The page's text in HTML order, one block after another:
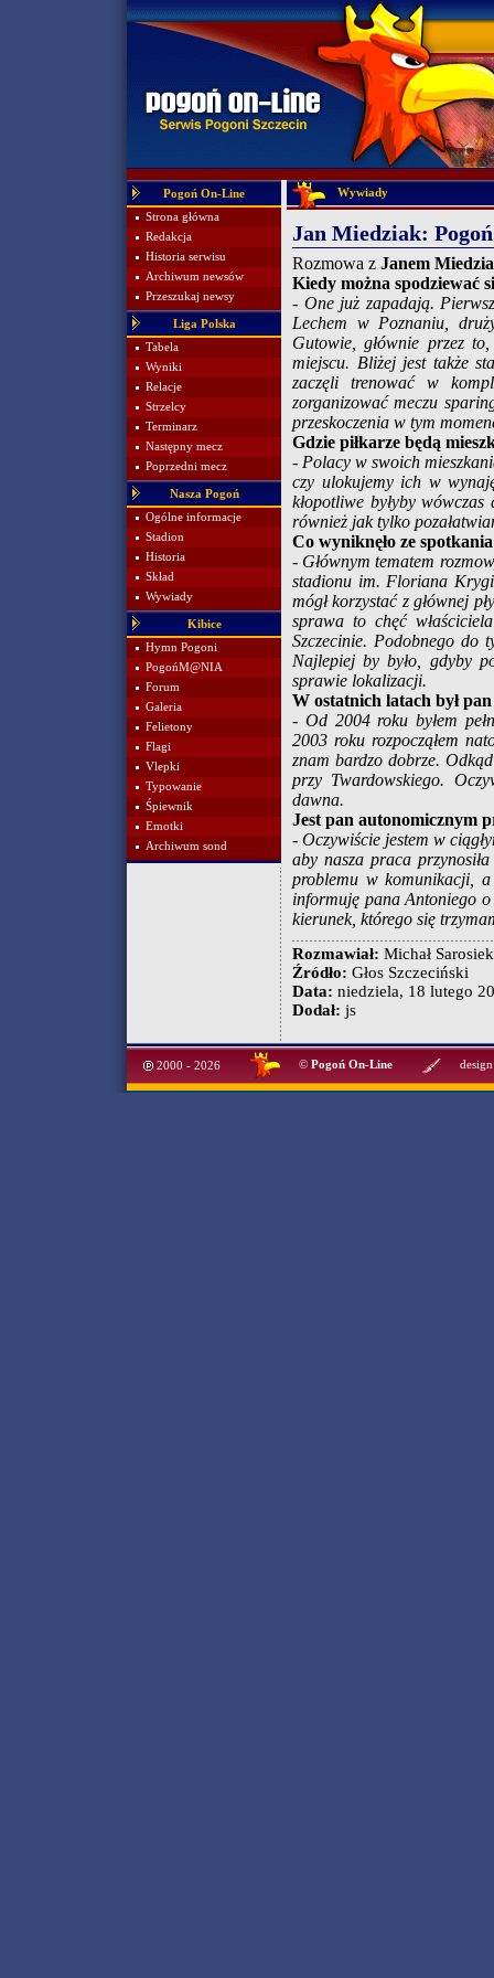
Pogoń On-Line
Strona główna
Redakcja
Historia serwisu
Archiwum newsów
Przeszukaj newsy
Liga Polska
Tabela
Wyniki
Relacje
Strzelcy
Terminarz
Następny mecz
Poprzedni mecz
Nasza Pogoń
Ogólne informacje
Stadion
Historia
Skład
Wywiady
Kibice
Hymn Pogoni
PogońM@NIA
Forum
Galeria
Felietony
Flagi
Vlepki
Typowanie
Śpiewnik
Emotki
Archiwum sond
Wywiady
Jan Miedziak: Pogoń
Rozmowa z Janem
Kiedy można spodziewać
- One już zapadają.
Lechem w Poznaniu,
Gutowie, głównie przez
miejscu. Bliżej jest także
zaczęli trenować w
zorganizować meczu
przeskoczenia w tym
Gdzie piłkarze będą
- Polacy w swoich
czy ulokujemy ich w
kłopotliwe byłyby
również jak tylko
Co wyniknęło ze
- Głównym tematem
stadionu im. Floriana
mógł korzystać z głównej
sprawa to chęć
Szczecinie. Podobnego do
Najlepiej by było, gdyby
sprawie lokalizacji.
W ostatnich latach był
- Od 2004 roku byłem
2003 roku rozpocząłem
znam bardzo dobrze.
przy Twardowskiego.
dawna.
Jest pan autonomicznym
- Oczywiście jestem w
aby nasza praca
problemu w komunikacji,
informuję pana Antoniego
kierunek, którego się
Rozmawiał: Michał Sarosiek
Źródło: Głos Szczeciński
Data: niedziela, 18 lutego
Dodał: js
2000 - 2026 © Pogoń On-Line